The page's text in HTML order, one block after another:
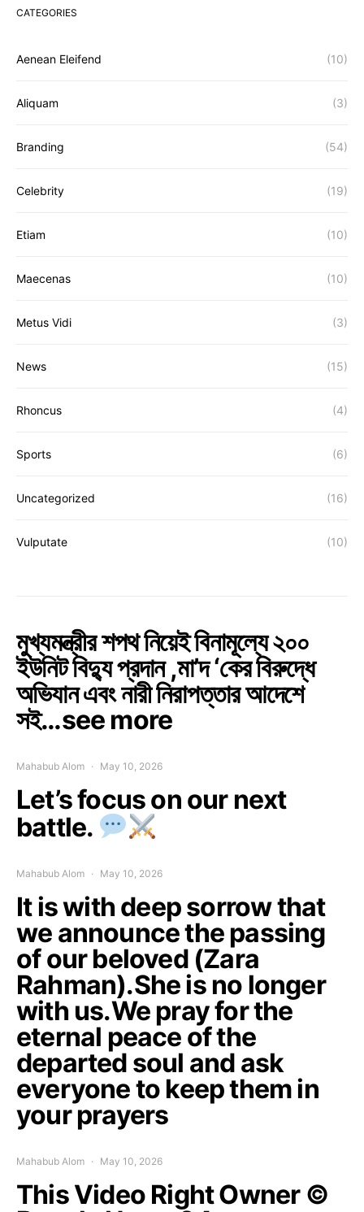
CATEGORIES
Aenean Eleifend (10)
Aliquam (3)
Branding (54)
Celebrity (19)
Etiam (10)
Maecenas (10)
Metus Vidi (3)
News (15)
Rhoncus (4)
Sports (6)
Uncategorized (16)
Vulputate (10)
মুখ্যমন্ত্রীর শপথ নিয়েই বিনামূল্যে ২০০
ইউনিট বিদ্যু প্রদান ,মা’দ ‘কের বিরুদ্ধে
অভিযান এবং নারী নিরাপত্তার আদেশে
সই…see more
Mahabub Alom May 10, 2026
Let’s focus on our next
battle.
Mahabub Alom May 10, 2026
It is with deep sorrow that
we announce the passing
of our beloved (Zara
Rahman).She is no longer
with us.We pray for the
eternal peace of the
departed soul and ask
everyone to keep them in
your prayers
Mahabub Alom May 10, 2026
This Video Right Owner ©